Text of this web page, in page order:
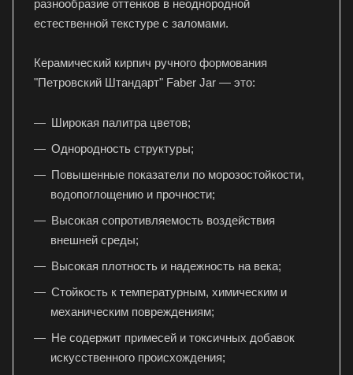
разнообразие оттенков в неоднородной
естественной текстуре с заломами.
Керамический кирпич ручного формования
"Петровский Штандарт" Faber Jar — это:
Широкая палитра цветов;
Однородность структуры;
Повышенные показатели по морозостойкости,
водопоглощению и прочности;
Высокая сопротивляемость воздействия
внешней среды;
Высокая плотность и надежность на века;
Стойкость к температурным, химическим и
механическим повреждениям;
Не содержит примесей и токсичных добавок
искусственного происхождения;